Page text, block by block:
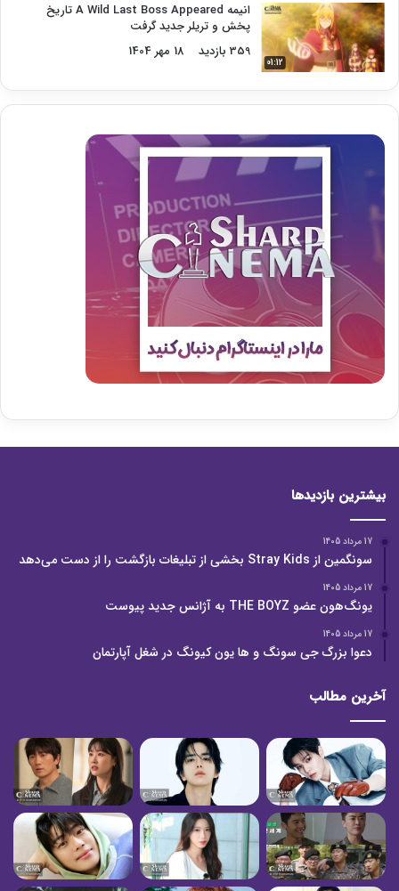
01:12
انیمه A Wild Last Boss Appeared تاریخ
پخش و تریلر جدید گرفت
359 بازدید
18 مهر 1404
بیشترین بازدیدها
17 مرداد 1405
سونگمین از Stray Kids بخشی از تبلیغات بازگشت را از دست می‌دهد
17 مرداد 1405
یونگ‌هون عضو THE BOYZ به آژانس جدید پیوست
17 مرداد 1405
دعوا بزرگ جی سونگ و ها یون کیونگ در شغل آپارتمان
آخرین مطالب